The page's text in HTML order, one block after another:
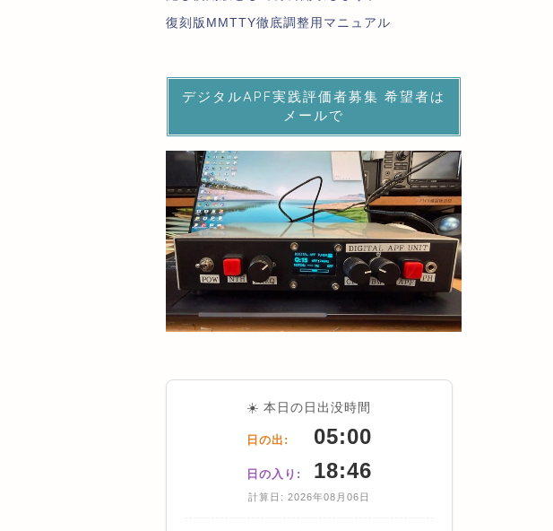
復刻版MMTTY徹底調整用マニュアル
デジタルAPF実践評価者募集 希望者は
メールで
☀️ 本日の日出没時間
日の出: 05:00
日の入り: 18:46
計算日: 2026年08月06日